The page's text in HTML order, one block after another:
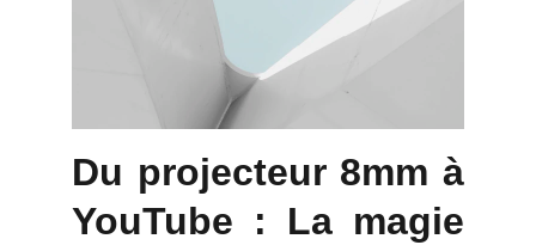
Du projecteur 8mm à
YouTube : La magie